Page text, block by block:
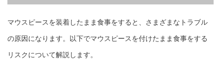
マウスピースを装着したまま食事をすると、さまざまなトラブル
の原因になります。以下でマウスピースを付けたまま食事をする
リスクについて解説します。